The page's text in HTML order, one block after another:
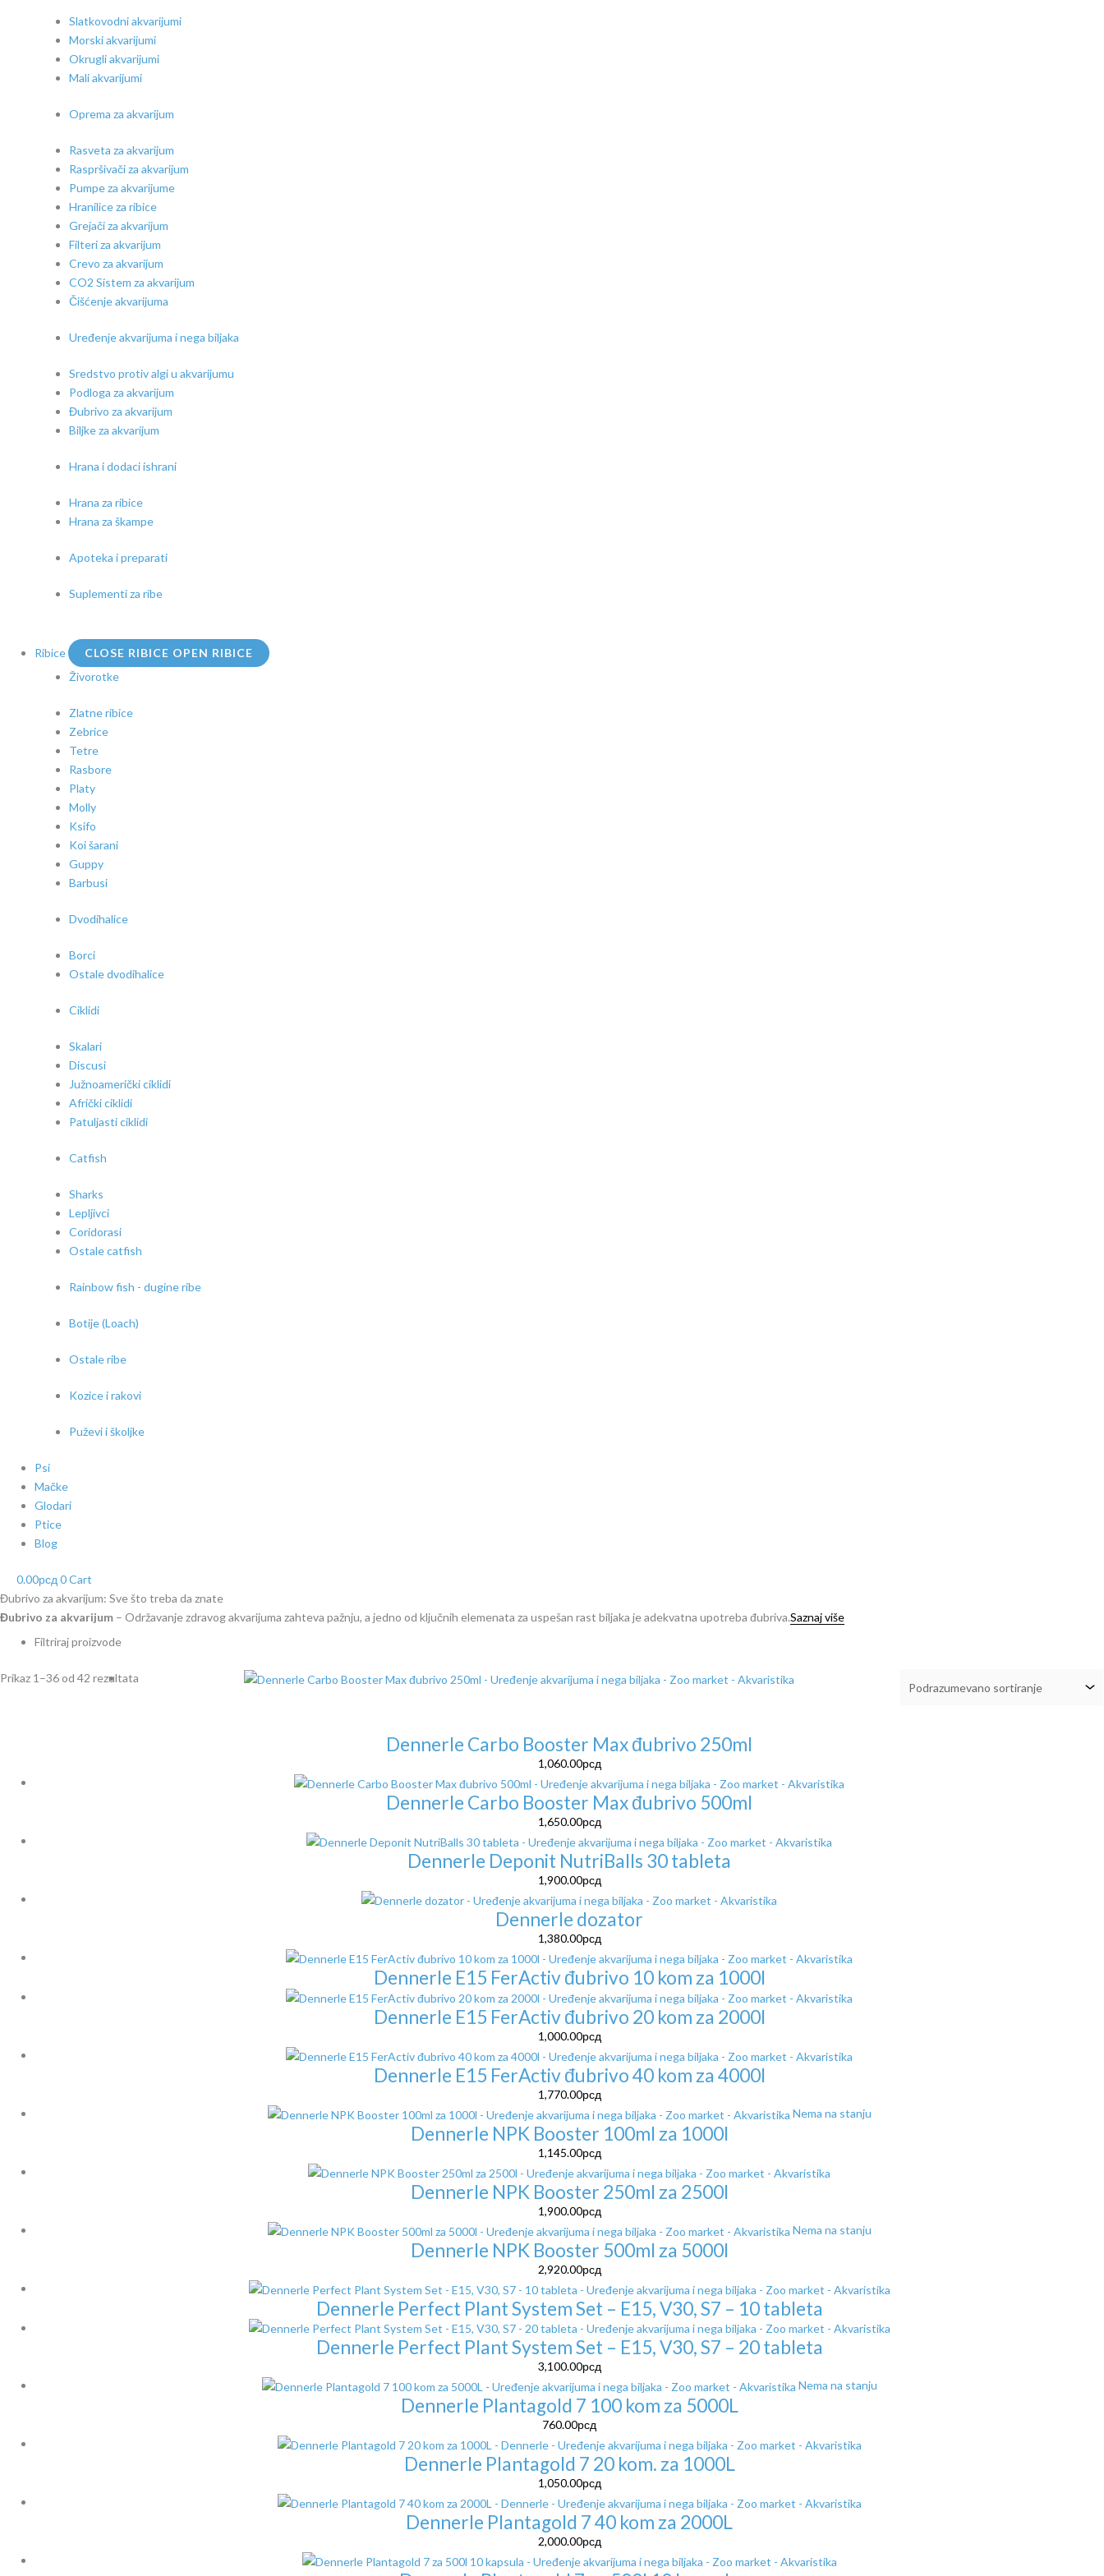
Slatkovodni akvarijumi
Morski akvarijumi
Okrugli akvarijumi
Mali akvarijumi
Oprema za akvarijum
Rasveta za akvarijum
Raspršivači za akvarijum
Pumpe za akvarijume
Hranilice za ribice
Grejači za akvarijum
Filteri za akvarijum
Crevo za akvarijum
CO2 Sistem za akvarijum
Čišćenje akvarijuma
Uređenje akvarijuma i nega biljaka
Sredstvo protiv algi u akvarijumu
Podloga za akvarijum
Đubrivo za akvarijum
Biljke za akvarijum
Hrana i dodaci ishrani
Hrana za ribice
Hrana za škampe
Apoteka i preparati
Suplementi za ribe
Ribice CLOSE RIBICE OPEN RIBICE
Živorotke
Zlatne ribice
Zebrice
Tetre
Rasbore
Platy
Molly
Ksifo
Koi šarani
Guppy
Barbusi
Dvodihalice
Borci
Ostale dvodihalice
Ciklidi
Skalari
Discusi
Južnoamerički ciklidi
Afrički ciklidi
Patuljasti ciklidi
Catfish
Sharks
Lepljivci
Coridorasi
Ostale catfish
Rainbow fish - dugine ribe
Botije (Loach)
Ostale ribe
Kozice i rakovi
Puževi i školjke
Psi
Mačke
Glodari
Ptice
Blog
0.00рсд 0Cart
Đubrivo za akvarijum: Sve što treba da znate
Đubrivo za akvarijum – Održavanje zdravog akvarijuma zahteva pažnju, a jedno od ključnih elemenata za uspešan rast biljaka je adekvatna upotreba đubriva.Saznaj više
Filtriraj proizvode
Prikaz 1–36 od 42 rezultata
Dennerle Carbo Booster Max đubrivo 250ml
1,060.00рсд
Dennerle Carbo Booster Max đubrivo 500ml
1,650.00рсд
Dennerle Deponit NutriBalls 30 tableta
1,900.00рсд
Dennerle dozator
1,380.00рсд
Dennerle E15 FerActiv đubrivo 10 kom za 1000l
Dennerle E15 FerActiv đubrivo 20 kom za 2000l
1,000.00рсд
Dennerle E15 FerActiv đubrivo 40 kom za 4000l
1,770.00рсд
Nema na stanju
Dennerle NPK Booster 100ml za 1000l
1,145.00рсд
Dennerle NPK Booster 250ml za 2500l
1,900.00рсд
Nema na stanju
Dennerle NPK Booster 500ml za 5000l
2,920.00рсд
Dennerle Perfect Plant System Set – E15, V30, S7 – 10 tableta
Dennerle Perfect Plant System Set – E15, V30, S7 – 20 tableta
3,100.00рсд
Nema na stanju
Dennerle Plantagold 7 100 kom za 5000L
760.00рсд
Dennerle Plantagold 7 20 kom. za 1000L
1,050.00рсд
Dennerle Plantagold 7 40 kom za 2000L
2,000.00рсд